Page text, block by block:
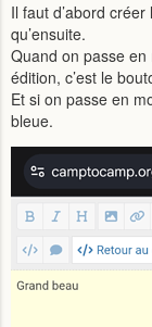
Il faut d’abord
qu’ensuite.
Quand on passe
édition, c’est le
Et si on passe en
bleue.